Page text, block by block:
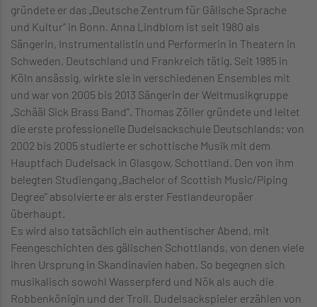
gründete er das „Deutsche Zentrum für Gälische Sprache
und Kultur” in Bonn. Anna Lindblom ist seit 1980 als
Sängerin, Instrumentalistin und Performerin in Theatern in
Schweden, Deutschland und Frankreich tätig. Seit 1985 in
Köln ansässig, wirkte sie in verschiedenen Ensembles mit
und war von 2005 bis 2013 Sängerin der Weltmusikgruppe
„Schääl Sick Brass Band”. Thomas Zöller gründete und leitet
die erste professionelle Dudelsackschule Deutschlands; von
2002 bis 2005 studierte er schottische Musik mit dem
Hauptfach Dudelsack in Glasgow, Schottland. Den von ihm
belegten Studiengang „Bachelor of Scottish Music/Piping
Degree” absolvierte er als erster Festlandeuropäer
überhaupt.
Es wird also tatsächlich ein authentischer Abend, mit
Feengeschichten des gälischen Schottlands, von denen viele
ihren Ursprung in Skandinavien haben. So begegnen sich
musikalisch sowohl Wasserpferd und Nök als auch die
Robbenkönigin und der Troll. Dudelsackspieler erzählen von